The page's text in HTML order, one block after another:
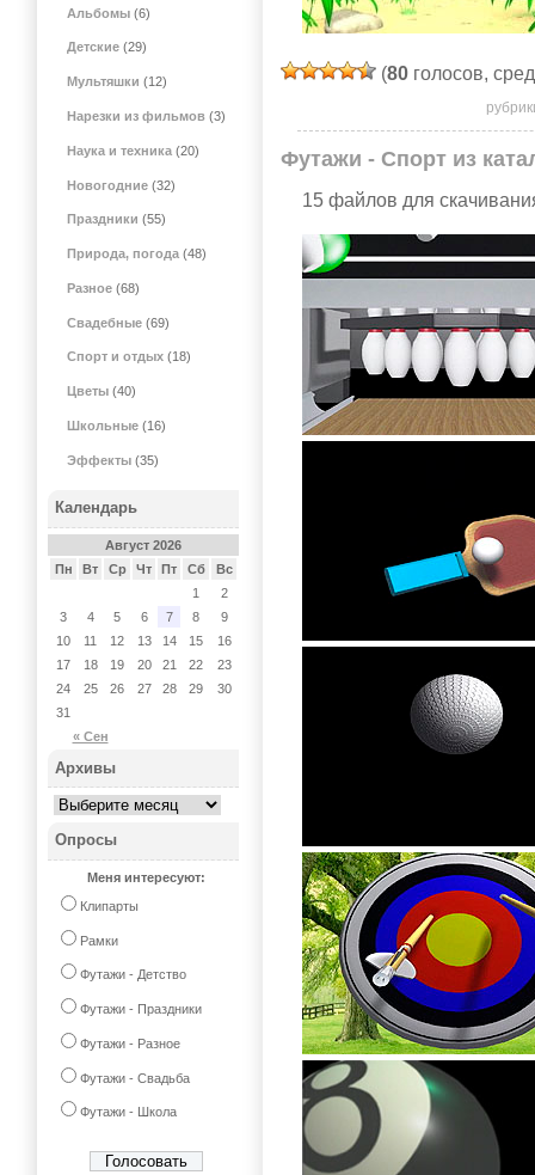
(80 голосов,
Футажи - Спорт из
15 файлов для
Альбомы (6)
Детские (29)
Мультяшки (12)
Нарезки из фильмов (3)
Наука и техника (20)
Новогодние (32)
Праздники (55)
Природа, погода (48)
Разное (68)
Свадебные (69)
Спорт и отдых (18)
Цветы (40)
Школьные (16)
Эффекты (35)
Календарь
Август 2026
Пн
Вт Ср Чт Пт Сб Вс
« Сен
1
2
3
4 5 6 7 8
9
10
11 12 13 14 15
16
17
18 19 20 21 22
23
24
25 26 27 28 29
30
31
Архивы
Опросы
Меня интересуют:
Клипарты
Рамки
Футажи - Детство
Футажи - Праздники
Футажи - Разное
Футажи - Свадьба
Футажи - Школа